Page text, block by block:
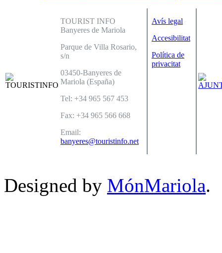
TOURIST INFO
Banyeres de Mariola
Parque de Villa Rosario,
s/n
03450-Banyeres de
Mariola (España)
Tel: +34 965 567 453
Fax: +34 965 566 668
Email:
banyeres@touristinfo.net
Avís legal
Accesibilitat
Política de
privacitat
Designed by MónMariola.